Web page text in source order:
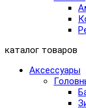
каталог товаров
Аксессуары